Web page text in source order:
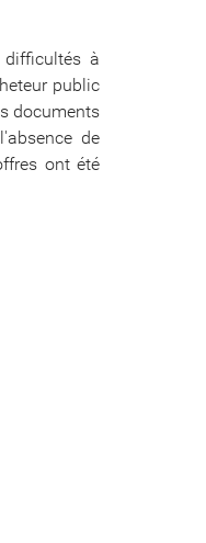
difficultés à
public
documents
de
ont été